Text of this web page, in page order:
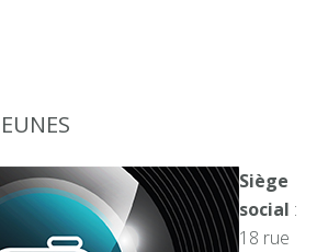
Siège
social :
18 rue